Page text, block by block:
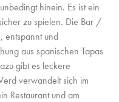
hinein. Es ist ein
zu spielen. Die Bar /
entspannt und
aus spanischen Tapas
gibt es leckere
verwandelt sich im
Restaurant und am